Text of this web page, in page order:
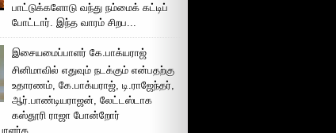
பாட்டுக்களோடு வந்து நம்மைக் கட்டிப்
போட்டார். இந்த வாரம் சிறப...
இசையமைப்பாளர் கே.பாக்யராஜ்
சினிமாவில் எதுவும் நடக்கும் என்பதற்கு
உதாரணம், கே.பாக்யராஜ், டி.ராஜேந்தர்,
ஆர்.பாண்டியராஜன், லேட்டஸ்டாக
கஸ்தூரி ராஜா போன்றோர்